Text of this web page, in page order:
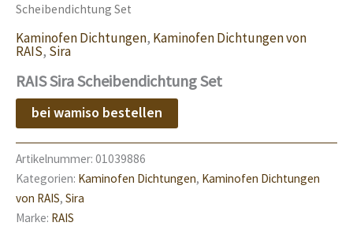
Scheibendichtung Set
Kaminofen Dichtungen, Kaminofen Dichtungen von
RAIS, Sira
RAIS Sira Scheibendichtung Set
bei wamiso bestellen
Artikelnummer: 01039886
Kategorien: Kaminofen Dichtungen, Kaminofen Dichtungen
von RAIS, Sira
Marke: RAIS